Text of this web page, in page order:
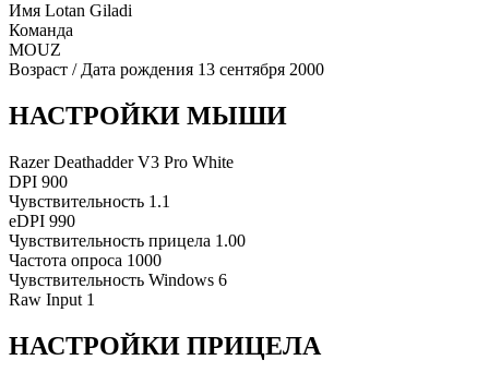
Имя Lotan Giladi
Команда
MOUZ
Возраст / Дата рождения 13 сентября 2000
НАСТРОЙКИ МЫШИ
Razer Deathadder V3 Pro White
DPI 900
Чувствительность 1.1
eDPI 990
Чувствительность прицела 1.00
Частота опроса 1000
Чувствительность Windows 6
Raw Input 1
НАСТРОЙКИ ПРИЦЕЛА